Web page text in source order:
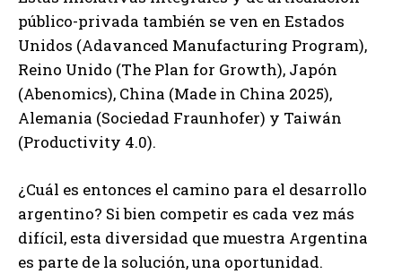
público-privada también se ven en Estados
Unidos (Adavanced Manufacturing Program),
Reino Unido (The Plan for Growth), Japón
(Abenomics), China (Made in China 2025),
Alemania (Sociedad Fraunhofer) y Taiwán
(Productivity 4.0).
¿Cuál es entonces el camino para el desarrollo
argentino? Si bien competir es cada vez más
difícil, esta diversidad que muestra Argentina
es parte de la solución, una oportunidad.